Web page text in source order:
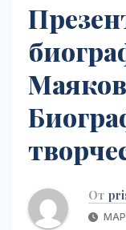
От
МАР